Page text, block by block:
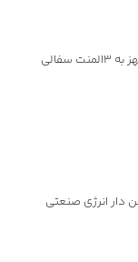
سفالی
دار انرژی صنعتی